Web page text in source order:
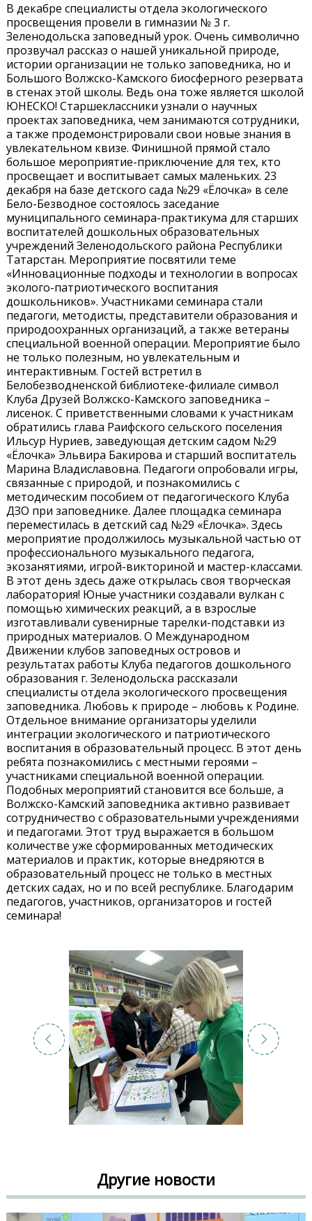
В декабре специалисты отдела экологического
просвещения провели в гимназии № 3 г.
Зеленодольска заповедный урок. Очень символично
прозвучал рассказ о нашей уникальной природе,
истории организации не только заповедника, но и
Большого Волжско-Камского биосферного резервата
в стенах этой школы. Ведь она тоже является школой
ЮНЕСКО! Старшеклассники узнали о научных
проектах заповедника, чем занимаются сотрудники,
а также продемонстрировали свои новые знания в
увлекательном квизе. Финишной прямой стало
большое мероприятие-приключение для тех, кто
просвещает и воспитывает самых маленьких. 23
декабря на базе детского сада №29 «Ёлочка» в селе
Бело-Безводное состоялось заседание
муниципального семинара-практикума для старших
воспитателей дошкольных образовательных
учреждений Зеленодольского района Республики
Татарстан. Мероприятие посвятили теме
«Инновационные подходы и технологии в вопросах
эколого-патриотического воспитания
дошкольников». Участниками семинара стали
педагоги, методисты, представители образования и
природоохранных организаций, а также ветераны
специальной военной операции. Мероприятие было
не только полезным, но увлекательным и
интерактивным. Гостей встретил в
Белобезводненской библиотеке-филиале символ
Клуба Друзей Волжско-Камского заповедника –
лисенок. С приветственными словами к участникам
обратились глава Раифского сельского поселения
Ильсур Нуриев, заведующая детским садом №29
«Ёлочка» Эльвира Бакирова и старший воспитатель
Марина Владиславовна. Педагоги опробовали игры,
связанные с природой, и познакомились с
методическим пособием от педагогического Клуба
ДЗО при заповеднике. Далее площадка семинара
переместилась в детский сад №29 «Ёлочка». Здесь
мероприятие продолжилось музыкальной частью от
профессионального музыкального педагога,
экозанятиями, игрой-викториной и мастер-классами.
В этот день здесь даже открылась своя творческая
лаборатория! Юные участники создавали вулкан с
помощью химических реакций, а в взрослые
изготавливали сувенирные тарелки-подставки из
природных материалов. О Международном
Движении клубов заповедных островов и
результатах работы Клуба педагогов дошкольного
образования г. Зеленодольска рассказали
специалисты отдела экологического просвещения
заповедника. Любовь к природе – любовь к Родине.
Отдельное внимание организаторы уделили
интеграции экологического и патриотического
воспитания в образовательный процесс. В этот день
ребята познакомились с местными героями –
участниками специальной военной операции.
Подобных мероприятий становится все больше, а
Волжско-Камский заповедника активно развивает
сотрудничество с образовательными учреждениями
и педагогами. Этот труд выражается в большом
количестве уже сформированных методических
материалов и практик, которые внедряются в
образовательный процесс не только в местных
детских садах, но и по всей республике. Благодарим
педагогов, участников, организаторов и гостей
семинара!
Другие новости